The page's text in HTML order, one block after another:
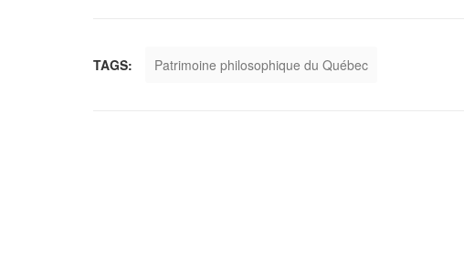
TAGS: Patrimoine philosophique du Québec